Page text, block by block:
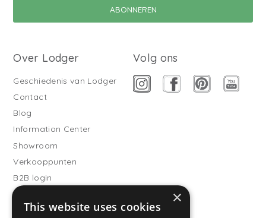
Over Lodger
Geschiedenis van Lodger
Contact
Blog
Information Center
Showroom
Verkooppunten
B2B login
Buitenslaapzakken
Word verkooppartner
Volg ons
×
This website uses cookies